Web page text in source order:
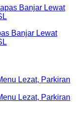
Banjar Lewat